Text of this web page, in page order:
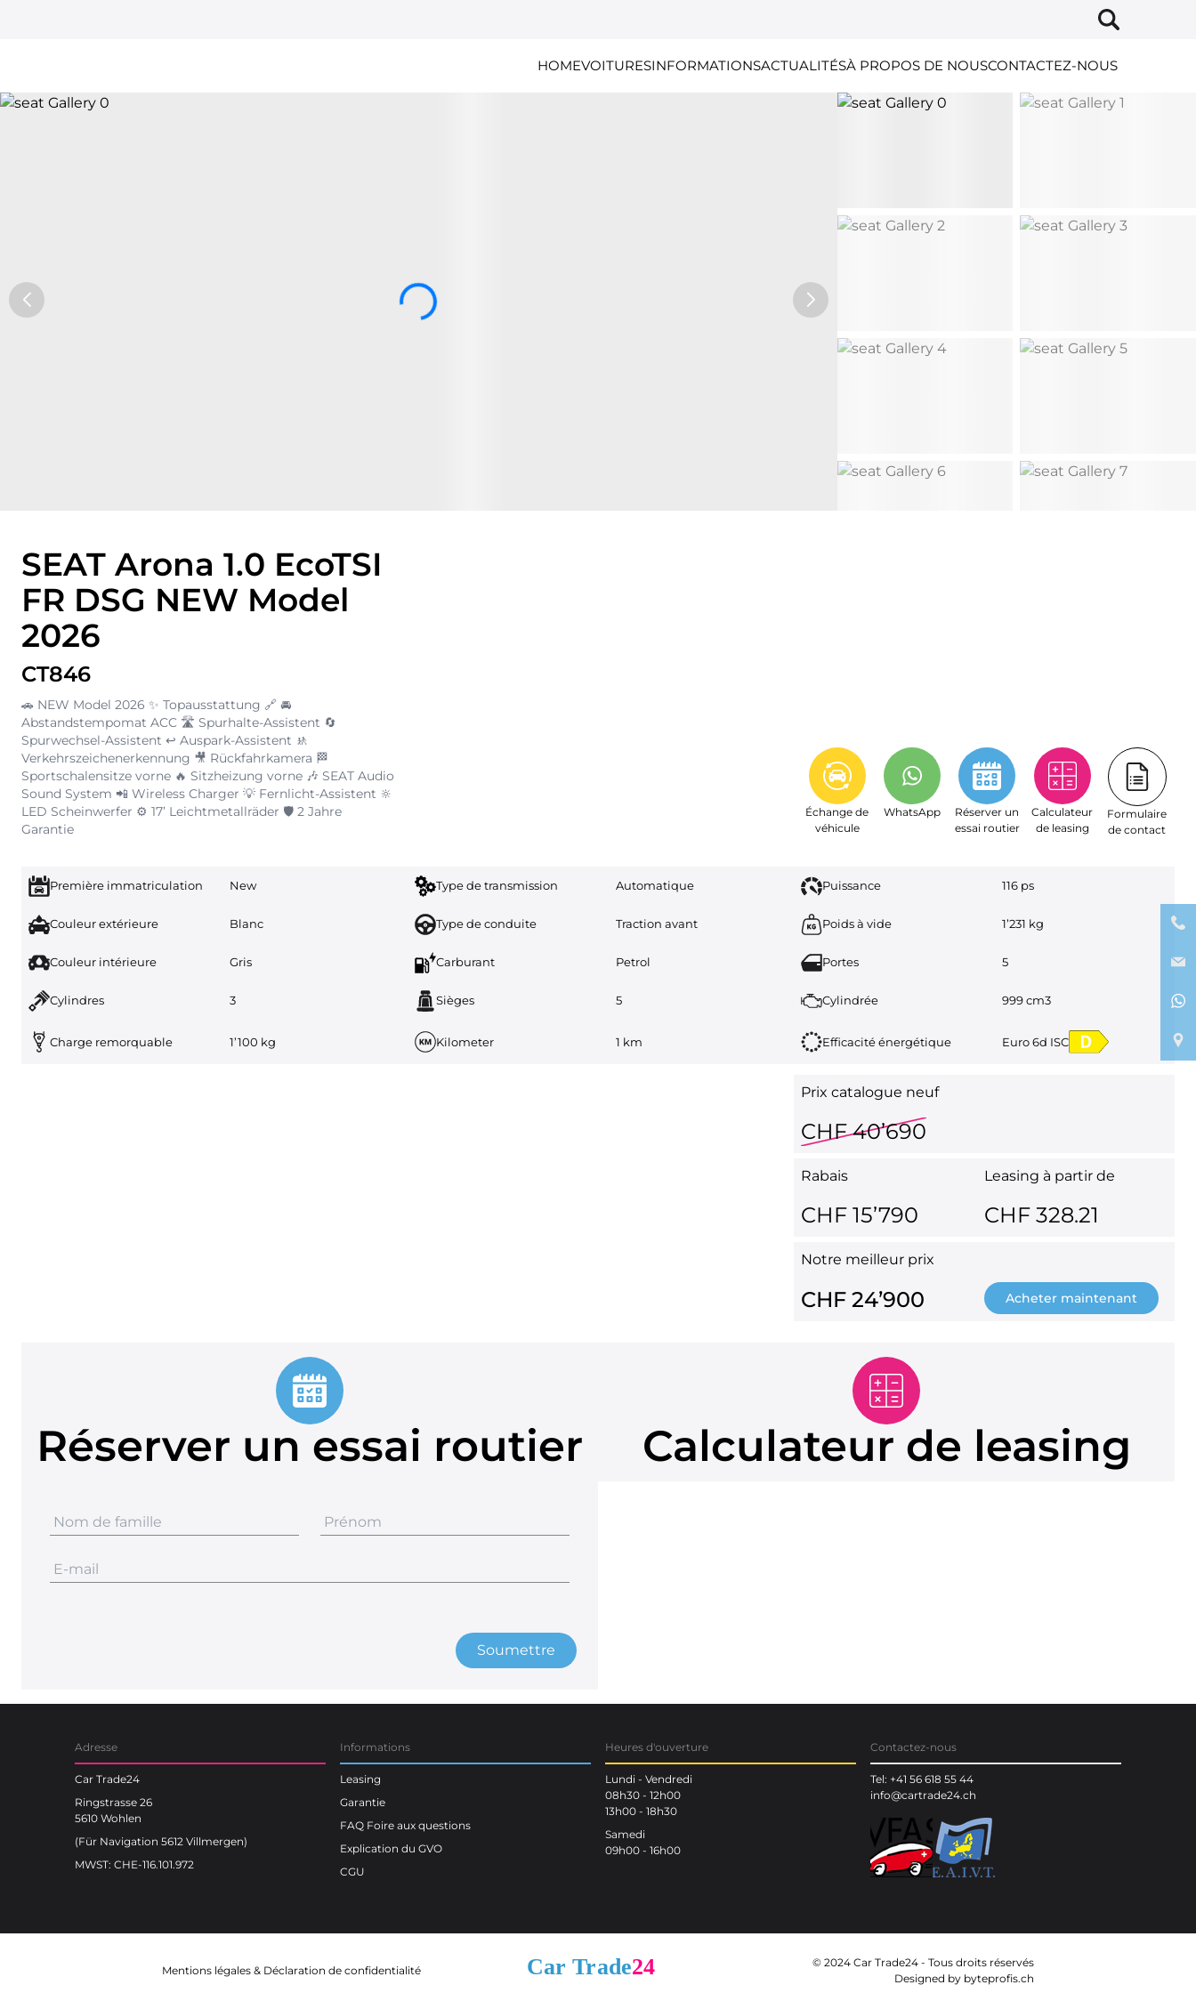
HOMEVOITURESINFORMATIONSACTUALITÉSÀ PROPOS DE NOUSCONTACTEZ-NOUS
SEAT Arona 1.0 EcoTSI
FR DSG NEW Model
2026
CT846
🚗 NEW Model 2026 ✨ Topausstattung 🔗 🚘
Abstandstempomat ACC 🛣️ Spurhalte-Assistent 🔄
Spurwechsel-Assistent ↩️ Auspark-Assistent 🚸
Verkehrszeichenerkennung 🎥 Rückfahrkamera 🏁
Sportschalensitze vorne 🔥 Sitzheizung vorne 🎶 SEAT Audio
Sound System 📲 Wireless Charger 💡 Fernlicht-Assistent 🔆
LED Scheinwerfer ⚙️ 17’ Leichtmetallräder 🛡️ 2 Jahre
Garantie
Échange de
véhicule
WhatsApp
Réserver un
essai routier
Calculateur
de leasing
Formulaire
de contact
Première immatriculation New Type de transmission Automatique Puissance 116 ps
Couleur extérieure Blanc Type de conduite Traction avant Poids à vide 1’231 kg
Couleur intérieure Gris Carburant Petrol Portes 5
Cylindres 3 Sièges 5 Cylindrée 999 cm3
Charge remorquable 1’100 kg Kilometer 1 km Efficacité énergétique Euro 6d ISC
Prix catalogue neuf
CHF 40’690
Rabais
CHF 15’790
Leasing à partir de
CHF 328.21
Notre meilleur prix
CHF 24’900 Acheter maintenant
Réserver un essai routier
Soumettre
Calculateur de leasing
Adresse
Car Trade24
Ringstrasse 26
5610 Wohlen
(Für Navigation 5612 Villmergen)
MWST: CHE-116.101.972
Informations
Leasing
Garantie
FAQ Foire aux questions
Explication du GVO
CGU
Heures d'ouverture
Lundi - Vendredi
08h30 - 12h00
13h00 - 18h30
Samedi
09h00 - 16h00
Contactez-nous
Tel: +41 56 618 55 44
info@cartrade24.ch
Mentions légales & Déclaration de confidentialité
© 2024 Car Trade24 - Tous droits réservés
Designed by byteprofis.ch